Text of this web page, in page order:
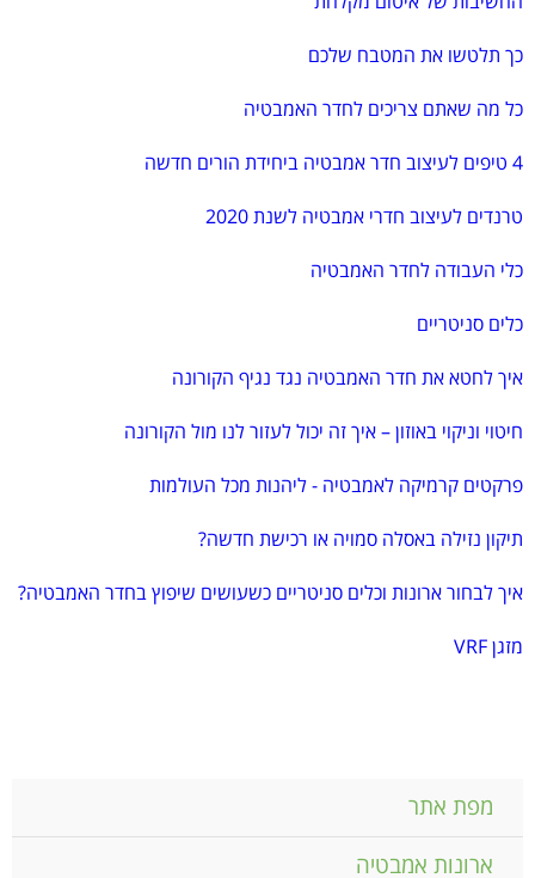
כך תלטשו את המטבח שלכם
כל מה שאתם צריכים לחדר האמבטיה
4 טיפים לעיצוב חדר אמבטיה ביחידת הורים חדשה
טרנדים לעיצוב חדרי אמבטיה לשנת 2020
כלי העבודה לחדר האמבטיה
כלים סניטריים
איך לחטא את חדר האמבטיה נגד נגיף הקורונה
חיטוי וניקוי באוזון – איך זה יכול לעזור לנו מול הקורונה
פרקטים קרמיקה לאמבטיה - ליהנות מכל העולמות
תיקון נזילה באסלה סמויה או רכישת חדשה?
איך לבחור ארונות וכלים סניטריים כשעושים שיפוץ בחדר האמבטיה?
מזגן VRF
מפת אתר
ארונות אמבטיה